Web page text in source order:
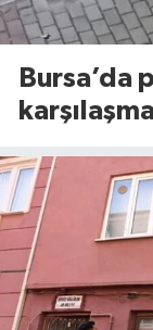
Bursa’da